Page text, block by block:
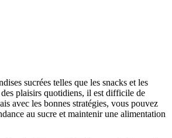
sucrées telles que les snacks et les
des plaisirs quotidiens, il est difficile de
avec les bonnes stratégies, vous pouvez
au sucre et maintenir une alimentation